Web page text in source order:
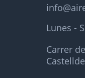
Lunes -
Carrer